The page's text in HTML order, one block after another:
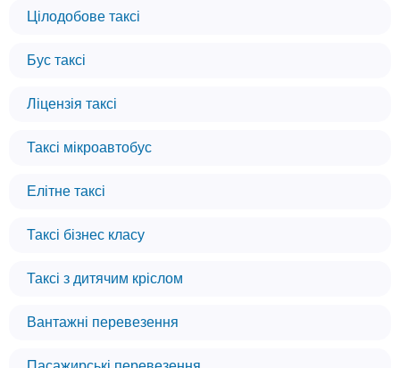
Цілодобове таксі
Бус таксі
Ліцензія таксі
Таксі мікроавтобус
Елітне таксі
Таксі бізнес класу
Таксі з дитячим кріслом
Вантажні перевезення